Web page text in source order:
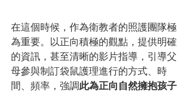
在這個時候，作為衛教者的照護團隊極
為重要。以正向積極的觀點，提供明確
的資訊，甚至清晰的影片指導，引導父
母參與制訂袋鼠護理進行的方式、時
間、頻率，強調此為正向自然擁抱孩子